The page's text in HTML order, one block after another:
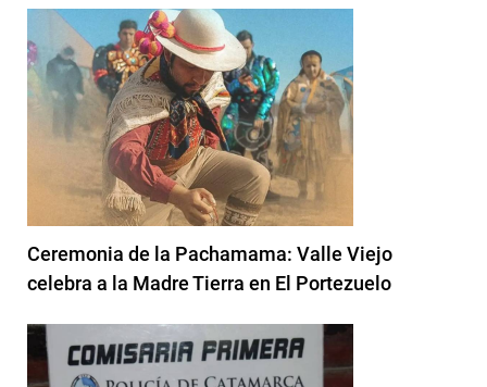
Ceremonia de la Pachamama: Valle Viejo
celebra a la Madre Tierra en El Portezuelo